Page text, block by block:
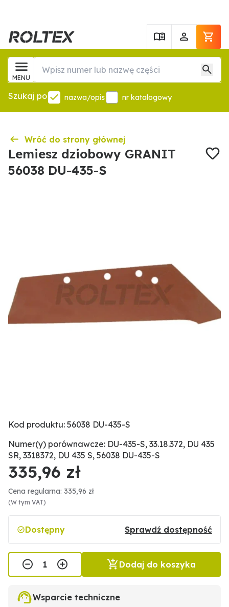
MENU
Szukaj po nazwa/opis nr katalogowy
Wróć do strony głównej
Lemiesz dziobowy GRANIT
56038 DU-435-S
Kod produktu: 56038 DU-435-S
Numer(y) porównawcze: DU-435-S, 33.18.372, DU 435
SR, 3318372, DU 435 S, 56038 DU-435-S
335,96 zł
Cena regularna: 335,96 zł
(W tym VAT)
Dostępny Sprawdź dostępność
Dodaj do koszyka
Wsparcie techniczne